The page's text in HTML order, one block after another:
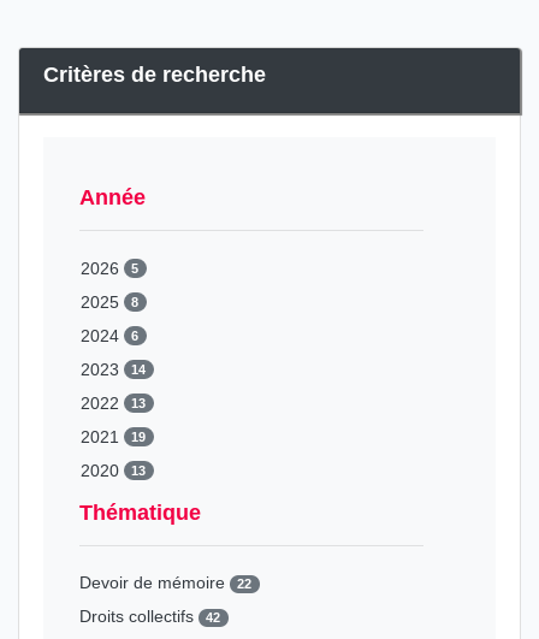
Critères de recherche
Année
2026 5
2025 8
2024 6
2023 14
2022 13
2021 19
2020 13
2019
Thématique
Devoir de mémoire 22
Droits collectifs 42